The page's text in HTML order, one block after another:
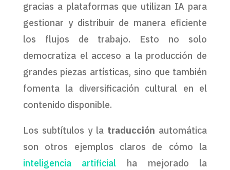
gracias a plataformas que utilizan IA para
gestionar y distribuir de manera eficiente
los flujos de trabajo. Esto no solo
democratiza el acceso a la producción de
grandes piezas artísticas, sino que también
fomenta la diversificación cultural en el
contenido disponible.
Los subtítulos y la traducción automática
son otros ejemplos claros de cómo la
inteligencia artificial ha mejorado la